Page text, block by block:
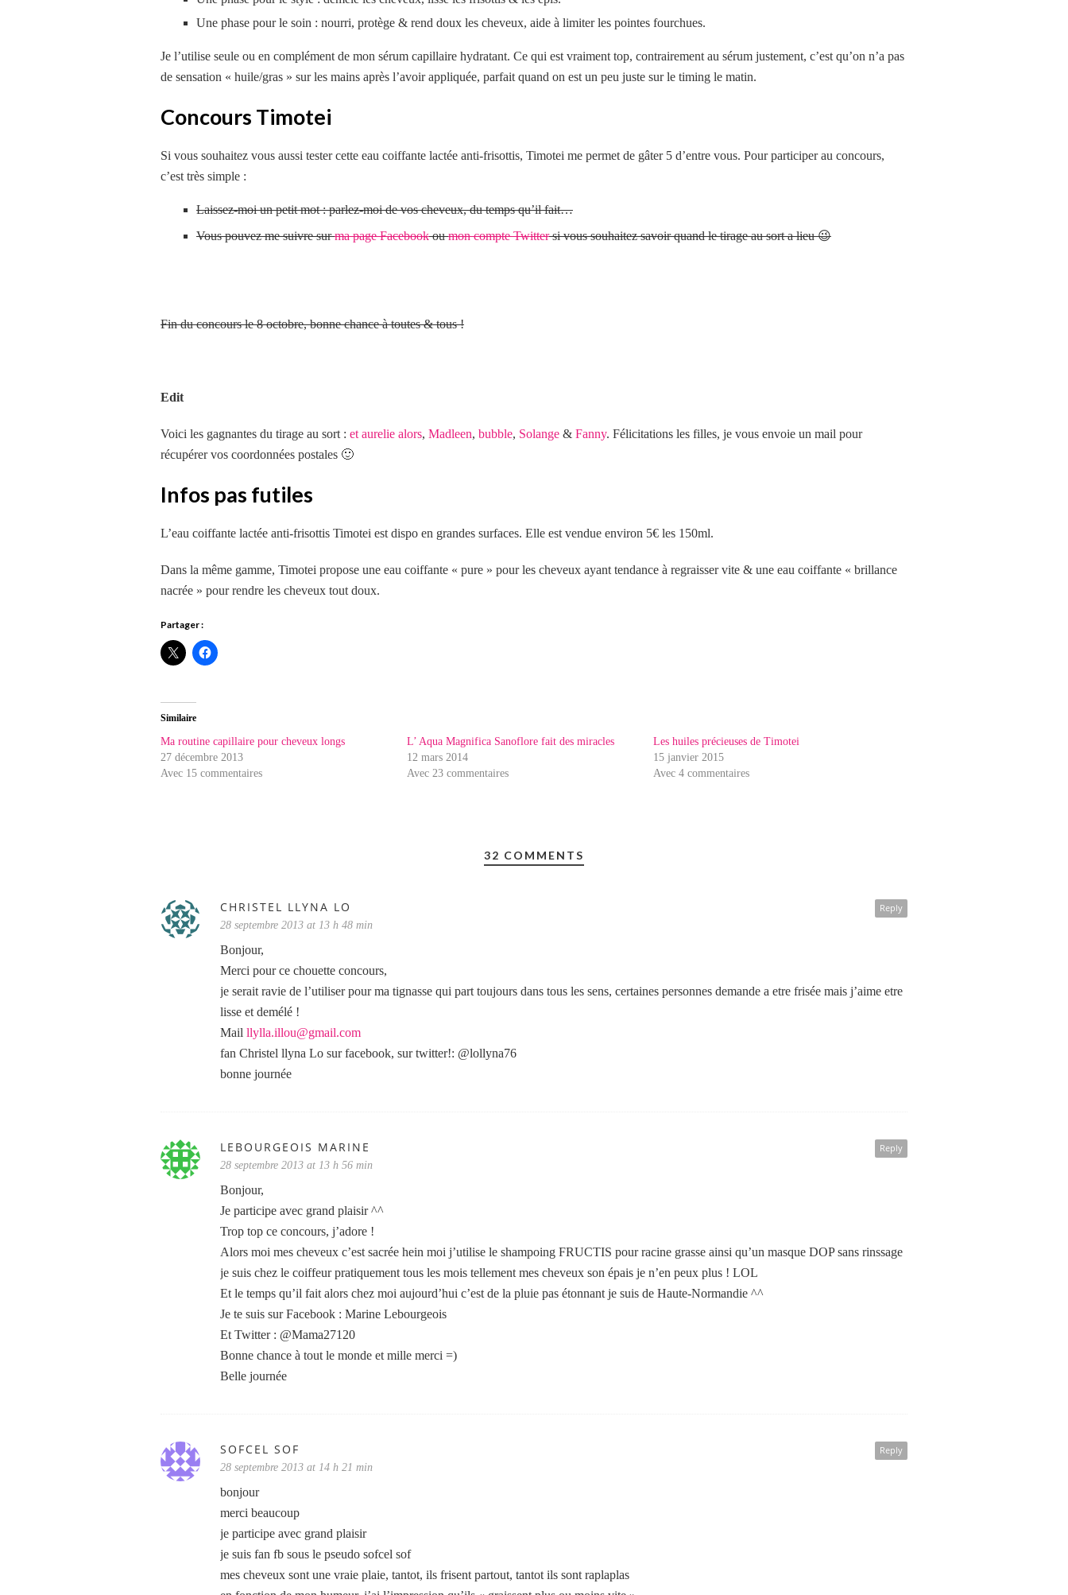
Une phase pour le soin : nourri, protège & rend doux les cheveux, aide à limiter les pointes fourchues.
Je l’utilise seule ou en complément de mon sérum capillaire hydratant. Ce qui est vraiment top, contrairement au sérum justement, c’est qu’on n’a pas
de sensation « huile/gras » sur les mains après l’avoir appliquée, parfait quand on est un peu juste sur le timing le matin.
Concours Timotei
Si vous souhaitez vous aussi tester cette eau coiffante lactée anti-frisottis, Timotei me permet de gâter 5 d’entre vous. Pour participer au concours,
c’est très simple :
Laissez-moi un petit mot : parlez-moi de vos cheveux, du temps qu’il fait…
Vous pouvez me suivre surma page Facebookoumon compte Twittersi vous souhaitez savoir quand le tirage au sort a lieu 😉
Fin du concours le 8 octobre, bonne chance à toutes & tous !
Edit
Voici les gagnantes du tirage au sort : et aurelie alors, Madleen, bubble, Solange & Fanny. Félicitations les filles, je vous envoie un mail pour
récupérer vos coordonnées postales 🙂
Infos pas futiles
L’eau coiffante lactée anti-frisottis Timotei est dispo en grandes surfaces. Elle est vendue environ 5€ les 150ml.
Dans la même gamme, Timotei propose une eau coiffante « pure » pour les cheveux ayant tendance à regraisser vite & une eau coiffante « brillance
nacrée » pour rendre les cheveux tout doux.
Partager :
Similaire
Ma routine capillaire pour cheveux longs
27 décembre 2013
Avec 15 commentaires
L’ Aqua Magnifica Sanoflore fait des miracles
12 mars 2014
Avec 23 commentaires
Les huiles précieuses de Timotei
15 janvier 2015
Avec 4 commentaires
32 COMMENTS
Reply
CHRISTEL LLYNA LO
28 septembre 2013 at 13 h 48 min
Bonjour,
Merci pour ce chouette concours,
je serait ravie de l’utiliser pour ma tignasse qui part toujours dans tous les sens, certaines personnes demande a etre frisée mais j’aime etre
lisse et demélé !
Mail llylla.illou@gmail.com
fan Christel llyna Lo sur facebook, sur twitter!: @lollyna76
bonne journée
Reply
LEBOURGEOIS MARINE
28 septembre 2013 at 13 h 56 min
Bonjour,
Je participe avec grand plaisir ^^
Trop top ce concours, j’adore !
Alors moi mes cheveux c’est sacrée hein moi j’utilise le shampoing FRUCTIS pour racine grasse ainsi qu’un masque DOP sans rinssage
je suis chez le coiffeur pratiquement tous les mois tellement mes cheveux son épais je n’en peux plus ! LOL
Et le temps qu’il fait alors chez moi aujourd’hui c’est de la pluie pas étonnant je suis de Haute-Normandie ^^
Je te suis sur Facebook : Marine Lebourgeois
Et Twitter : @Mama27120
Bonne chance à tout le monde et mille merci =)
Belle journée
Reply
SOFCEL SOF
28 septembre 2013 at 14 h 21 min
bonjour
merci beaucoup
je participe avec grand plaisir
je suis fan fb sous le pseudo sofcel sof
mes cheveux sont une vraie plaie, tantot, ils frisent partout, tantot ils sont raplaplas